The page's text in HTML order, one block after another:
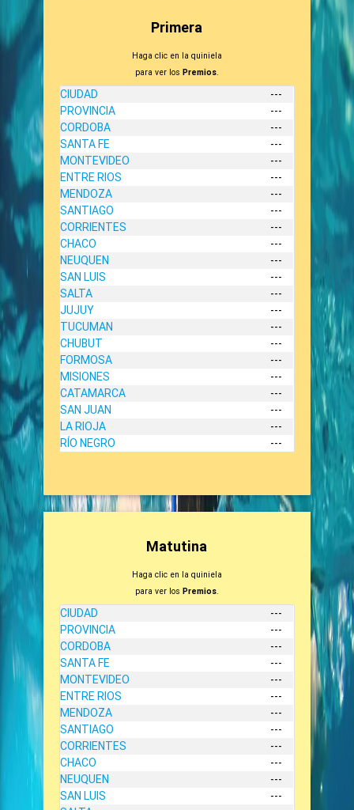
Primera
Haga clic en la quiniela
para ver los Premios.
CIUDAD
---
PROVINCIA
---
CORDOBA
---
SANTA FE
---
MONTEVIDEO
---
ENTRE RIOS
---
MENDOZA
---
SANTIAGO
---
CORRIENTES
---
CHACO
---
NEUQUEN
---
SAN LUIS
---
SALTA
---
JUJUY
---
TUCUMAN
---
CHUBUT
---
FORMOSA
---
MISIONES
---
CATAMARCA
---
SAN JUAN
---
LA RIOJA
---
RÍO NEGRO
---
Matutina
Haga clic en la quiniela
para ver los Premios.
CIUDAD
---
PROVINCIA
---
CORDOBA
---
SANTA FE
---
MONTEVIDEO
---
ENTRE RIOS
---
MENDOZA
---
SANTIAGO
---
CORRIENTES
---
CHACO
---
NEUQUEN
---
SAN LUIS
---